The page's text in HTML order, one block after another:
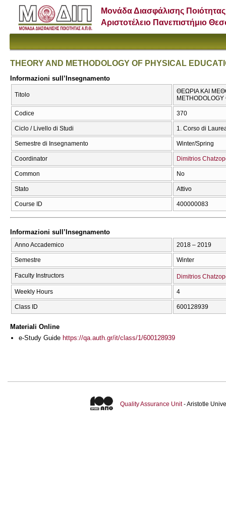
Μονάδα Διασφάλισης Ποιότητας
Αριστοτέλειο Πανεπιστήμιο
THEORY AND METHODOLOGY OF PHYSICAL
Informazioni sull’Insegnamento
Titolo
ΘΕΩΡΙΑ ΚΑΙ
Codice 370
Ciclo / Livello di Studi 1. Corso di
Semestre di Insegnamento Winter/Spring
Coordinator Dimitrios
Common No
Stato Attivo
Course ID 400000083
Informazioni sull’Insegnamento
Anno Accademico 2018 – 2019
Semestre Winter
Faculty Instructors Dimitrios
Weekly Hours 4
Class ID 600128939
Materiali Online
e-Study Guide https://qa.auth.gr/it/class/1/600128939
Quality Assurance Unit- Aristotle